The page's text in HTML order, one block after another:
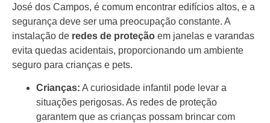
José dos Campos, é comum encontrar edifícios altos, e a
segurança deve ser uma preocupação constante. A
instalação de redes de proteção em janelas e varandas
evita quedas acidentais, proporcionando um ambiente
seguro para crianças e pets.
Crianças: A curiosidade infantil pode levar a
situações perigosas. As redes de proteção
garantem que as crianças possam brincar com